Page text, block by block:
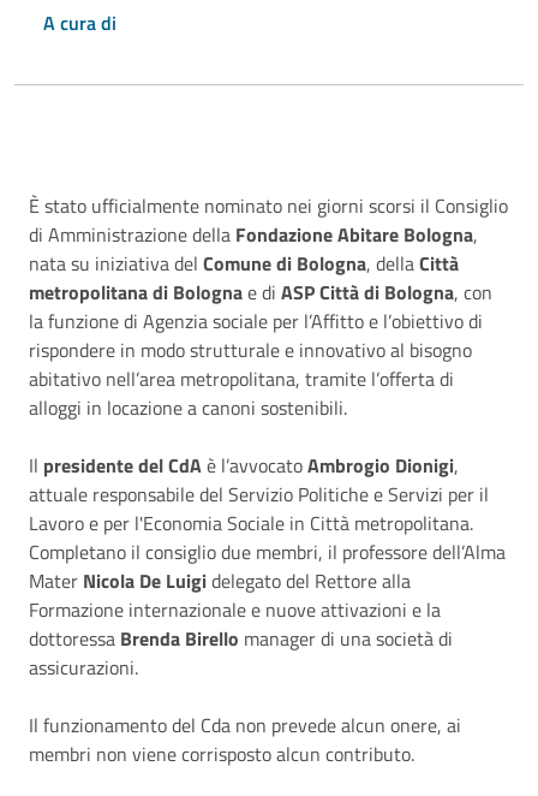
A cura di
Descrizione
È stato ufficialmente nominato nei giorni scorsi il Consiglio
di Amministrazione della Fondazione Abitare Bologna,
nata su iniziativa del Comune di Bologna, dellaCittà
metropolitana di Bolognae di ASP Città di Bologna, con
la funzione di Agenzia sociale per l’Affitto e l’obiettivo di
rispondere in modo strutturale e innovativo al bisogno
abitativo nell’area metropolitana, tramite l’offerta di
alloggi in locazione a canoni sostenibili.
Il presidente del CdAè l’avvocatoAmbrogio Dionigi,
attuale responsabile del Servizio Politiche e Servizi per il
Lavoro e per l'Economia Sociale in Città metropolitana.
Completano il consiglio due membri, il professore dell’Alma
Mater Nicola De Luigidelegato del Rettore alla
Formazione internazionale e nuove attivazioni e la
dottoressa Brenda Birello manager di una società di
assicurazioni.
Il funzionamento del Cda non prevede alcun onere, ai
membri non viene corrisposto alcun contributo.